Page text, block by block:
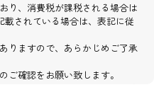
り、消費税が課税される場合は
されている場合は、表記に従
りますので、あらかじめご了承
確認をお願い致します。